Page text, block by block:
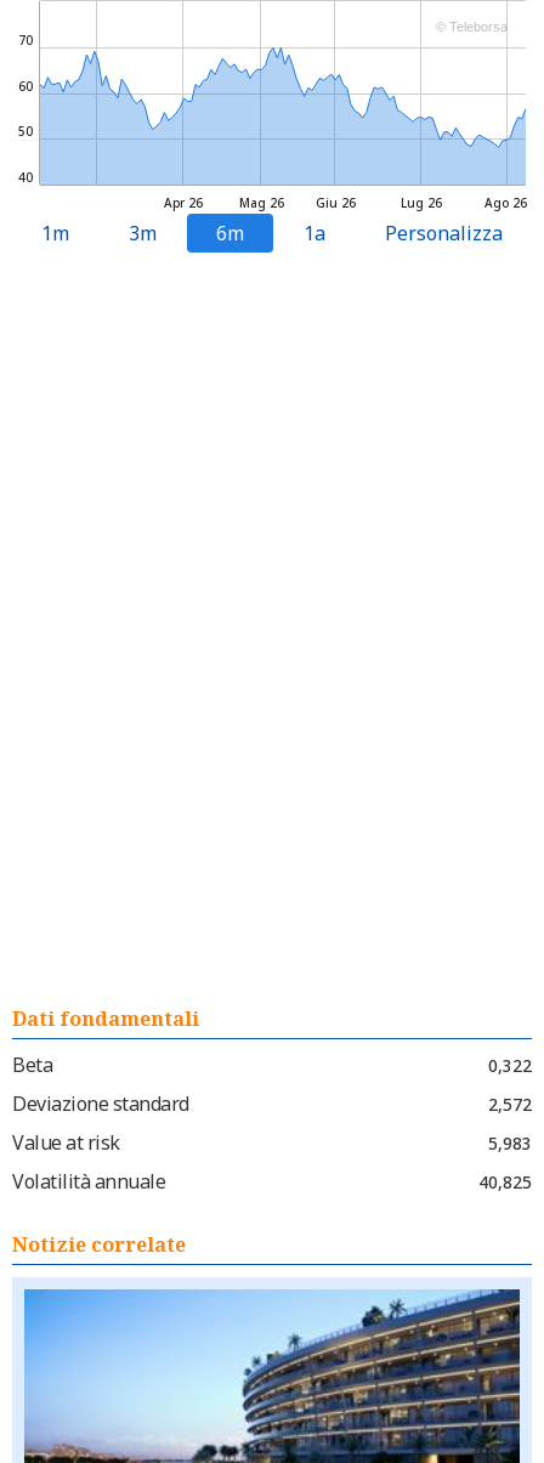
Mag 26 Lug 26
Apr 26 Giu 26 Ago 26
40
50
60
70
© Teleborsa
1m 3m 6m 1a Personalizza
Dati fondamentali
Beta
0,322
Deviazione standard 2,572
Value at risk 5,983
Volatilità annuale 40,825
Notizie correlate